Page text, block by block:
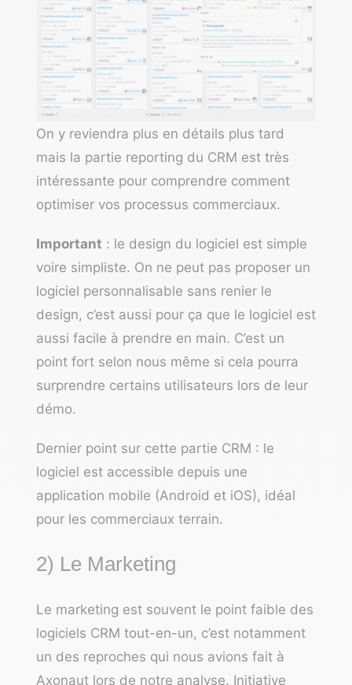
On y reviendra plus en détails plus tard
mais la partie reporting du CRM est très
intéressante pour comprendre comment
optimiser vos processus commerciaux.
Important : le design du logiciel est simple
voire simpliste. On ne peut pas proposer un
logiciel personnalisable sans renier le
design, c’est aussi pour ça que le logiciel est
aussi facile à prendre en main. C’est un
point fort selon nous même si cela pourra
surprendre certains utilisateurs lors de leur
démo.
Dernier point sur cette partie CRM : le
logiciel est accessible depuis une
application mobile (Android et iOS), idéal
pour les commerciaux terrain.
2) Le Marketing
Le marketing est souvent le point faible des
logiciels CRM tout-en-un, c’est notamment
un des reproches qui nous avions fait à
Axonaut lors de notre analyse. Initiative